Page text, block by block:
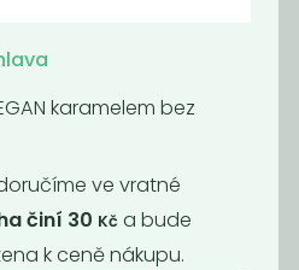
Oblíbené
karamelem bez
ve vratné
činí 30 Kč a bude
k ceně nákupu.